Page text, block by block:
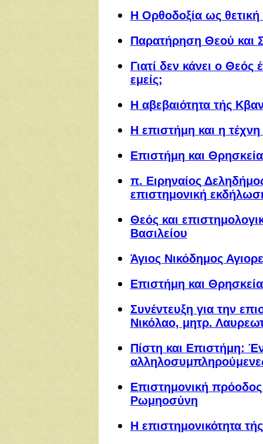
Η Ορθοδοξία ως θετική
Παρατήρηση Θεού και
Γιατί δεν κάνει ο Θεός
εμείς;
Η αβεβαιότητα τής
Η επιστήμη και η
Επιστήμη και Θρησκεία
π. Ειρηναίος
επιστημονική
Θεός και
Βασιλείου
Άγιος Νικόδημος
Επιστήμη και
Συνέντευξη για την
Νικόλαο, μητρ.
Πίστη και Επιστήμη:
Επιστημονική
Ρωμηοσύνη
Η επιστημονικότητα